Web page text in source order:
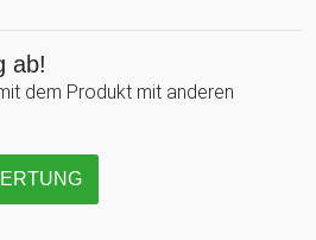
ab!
dem Produkt mit anderen